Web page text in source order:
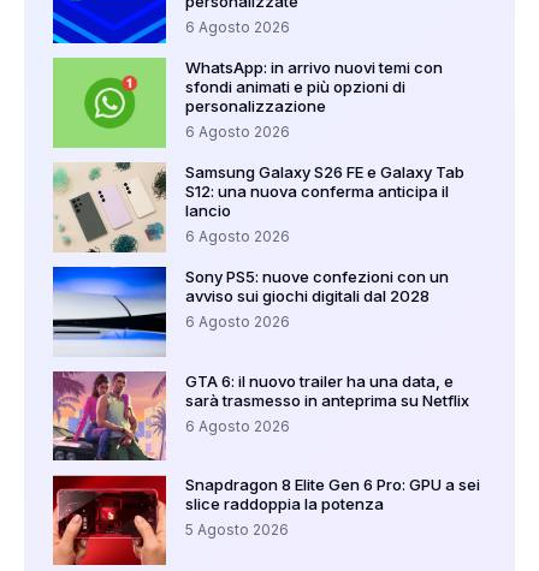
6 Agosto 2026
WhatsApp: in arrivo nuovi temi con
sfondi animati e più opzioni di
personalizzazione
6 Agosto 2026
Samsung Galaxy S26 FE e Galaxy Tab
S12: una nuova conferma anticipa il
lancio
6 Agosto 2026
Sony PS5: nuove confezioni con un
avviso sui giochi digitali dal 2028
6 Agosto 2026
GTA 6: il nuovo trailer ha una data, e
sarà trasmesso in anteprima su Netflix
6 Agosto 2026
Snapdragon 8 Elite Gen 6 Pro: GPU a sei
slice raddoppia la potenza
5 Agosto 2026